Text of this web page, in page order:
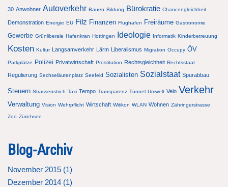
30 Anwohner Autoverkehr Bauen Bildung Bürokratie Chancengleichheit
Demonstration Energie EU Filz Finanzen Flughafen Freiräume Gastronomie
Gewerbe Grünliberale Hafenkran Hottingen Ideologie Informatik Kinderbetreuung
Kosten Kultur Langsamverkehr Lärm Liberalismus Migration Occupy ÖV
Parkplätze Polizei Privatwirtschaft Prostitution Rechtsgleichheit Rechtsstaat
Regulierung Sechseläutenplatz Seefeld Sozialisten Sozialstaat Spurabbau
Steuern Strassenstrich Taxi Tempo Transparenz Tunnel Umwelt Velo Verkehr
Verwaltung Vision Wehrpflicht Wirtschaft Witikon WLAN Wohnen Zähringerstrasse
Zoo Zürichsee
Blog-Archiv
November 2015 (1)
Dezember 2014 (1)